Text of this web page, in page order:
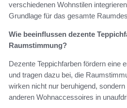
verschiedenen Wohnstilen
Grundlage für das gesamte
Wie beeinflussen dezente
Raumstimmung?
Dezente Teppichfarben fördern eine
und tragen dazu bei, die
wirken nicht nur beruhigend,
anderen Wohnaccessoires in